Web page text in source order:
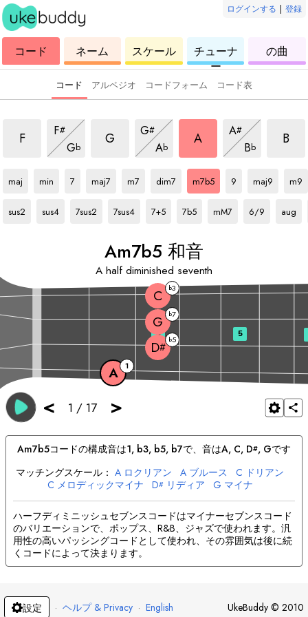
ログインする | 登録
ウ
ク
レ
コード
コ
ー
ド
ネーム
ウ
ク
レ
レ
スケール
ク
レ
レ
チューナ
ー
ク
レ
の曲
コード アルペジオ コードフォーム コード表
F
F#
m7b5 和音
Gb
m7b5 和音
G G#
m7b5 和音
Ab
m7b5 和音A
m7b5 和音
A#
m7b5 和音
Bb
m7b5 和音B
maj
min
7
maj7
m7
dim7
A
m7b5
和音
9
maj9
m9
sus2
sus4
7sus2
7sus4
7+5
A
7b5
和音
A
mM7
和音
6/9
aug
Am7b5 和音
A half diminished seventh
< 1 / 17 >
A 1
D#
b5
G b7
C b3
3 5
Am7b5コードの構成音は1, b3, b5, b7で、音はA, C, D#, Gです
マッチングスケール： A ロクリアン A ブルース C ドリアン
C メロディックマイナ D# リディア G マイナ
G ハーモニックマイナ
ハーフディミニッシュセブンスコードはマイナーセブンスコード
のバリエーションで、ポップス、R&B、ジャズで使われます。汎
用性の高いパッシングコードとして使われ、その雰囲気は後に続
くコードによって決まります。
設定 · ヘルプ & Privacy · English UkeBuddy © 2010